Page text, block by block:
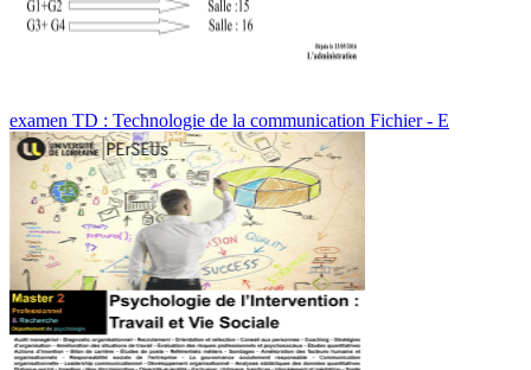
examen TD : Technologie de la communication Fichier - E